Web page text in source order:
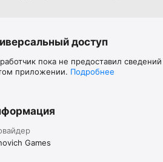
доступ
пока не предоставил
приложении. Подробнее
Games